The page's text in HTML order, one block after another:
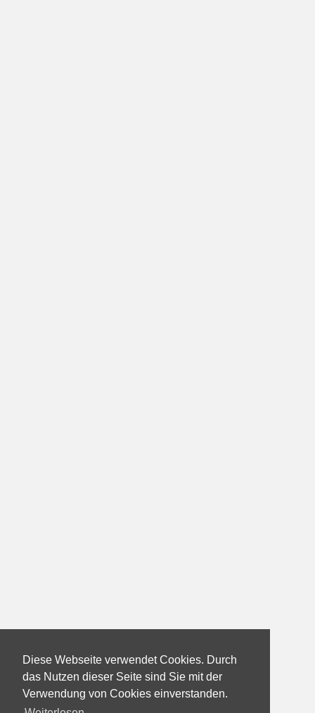
Diese Webseite verwendet Cookies. Durch
das Nutzen dieser Seite sind Sie mit der
Verwendung von Cookies einverstanden.